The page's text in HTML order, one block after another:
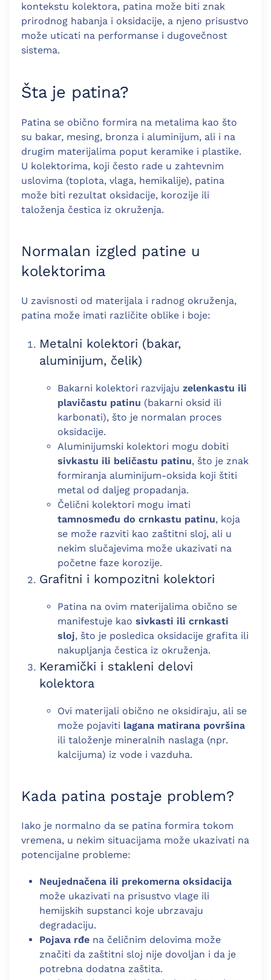
kontekstu kolektora, patina može biti znak
prirodnog habanja i oksidacije, a njeno prisustvo
može uticati na performanse i dugovečnost
sistema.
Šta je patina?
Patina se obično formira na metalima kao što
su bakar, mesing, bronza i aluminijum, ali i na
drugim materijalima poput keramike i plastike.
U kolektorima, koji često rade u zahtevnim
uslovima (toplota, vlaga, hemikalije), patina
može biti rezultat oksidacije, korozije ili
taloženja čestica iz okruženja.
Normalan izgled patine u
kolektorima
U zavisnosti od materijala i radnog okruženja,
patina može imati različite oblike i boje:
Metalni kolektori (bakar,
aluminijum, čelik)
Bakarni kolektori razvijaju zelenkastu ili
plavičastu patinu (bakarni oksid ili
karbonati), što je normalan proces
oksidacije.
Aluminijumski kolektori mogu dobiti
sivkastu ili beličastu patinu, što je znak
formiranja aluminijum-oksida koji štiti
metal od daljeg propadanja.
Čelični kolektori mogu imati
tamnosmeđu do crnkastu patinu, koja
se može razviti kao zaštitni sloj, ali u
nekim slučajevima može ukazivati na
početne faze korozije.
Grafitni i kompozitni kolektori
Patina na ovim materijalima obično se
manifestuje kao sivkasti ili crnkasti
sloj, što je posledica oksidacije grafita ili
nakupljanja čestica iz okruženja.
Keramički i stakleni delovi
kolektora
Ovi materijali obično ne oksidiraju, ali se
može pojaviti lagana matirana površina
ili taloženje mineralnih naslaga (npr.
kalcijuma) iz vode i vazduha.
Kada patina postaje problem?
Iako je normalno da se patina formira tokom
vremena, u nekim situacijama može ukazivati na
potencijalne probleme:
Neujednačena ili prekomerna oksidacija
može ukazivati na prisustvo vlage ili
hemijskih supstanci koje ubrzavaju
degradaciju.
Pojava rđe na čeličnim delovima može
značiti da zaštitni sloj nije dovoljan i da je
potrebna dodatna zaštita.